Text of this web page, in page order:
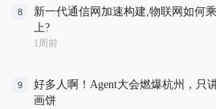
8
新一代通信网加速构建,物联网如何
上?
1周前
9
好多人啊！Agent大会燃爆杭州，只
画饼